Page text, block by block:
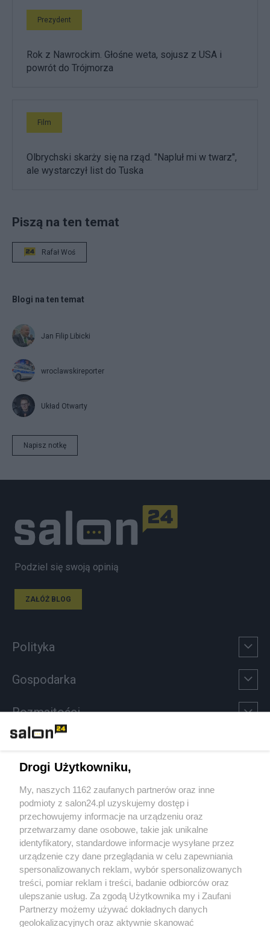
Prezydent
Rok z Nawrockim. Głośne weta, sojusz z USA i
powrót do Trójmorza
Film
Olbrychski skarży się na rząd. "Napluł mi w twarz",
ale wystarczył list do Tuska
Piszą na ten temat
Rafał Woś
Blogi na ten temat
Jan Filip Libicki
wroclawskireporter
Układ Otwarty
Napisz notkę
Podziel się swoją opinią
ZAŁÓŻ BLOG
Polityka
Gospodarka
Rozmaitości
Sport
Społeczeństwo
Kultura
X Facebook Instagram Youtube
Drogi Użytkowniku,
My, naszych 1162 zaufanych partnerów oraz inne
podmioty z salon24.pl uzyskujemy dostęp i
przechowujemy informacje na urządzeniu oraz
przetwarzamy dane osobowe, takie jak unikalne
identyfikatory, standardowe informacje wysyłane przez
urządzenie czy dane przeglądania w celu zapewniania
spersonalizowanych reklam, wybór spersonalizowanych
treści, pomiar reklam i treści, badanie odbiorców oraz
ulepszanie usług. Za zgodą Użytkownika my i Zaufani
Partnerzy możemy używać dokładnych danych
geolokalizacyjnych oraz aktywnie skanować